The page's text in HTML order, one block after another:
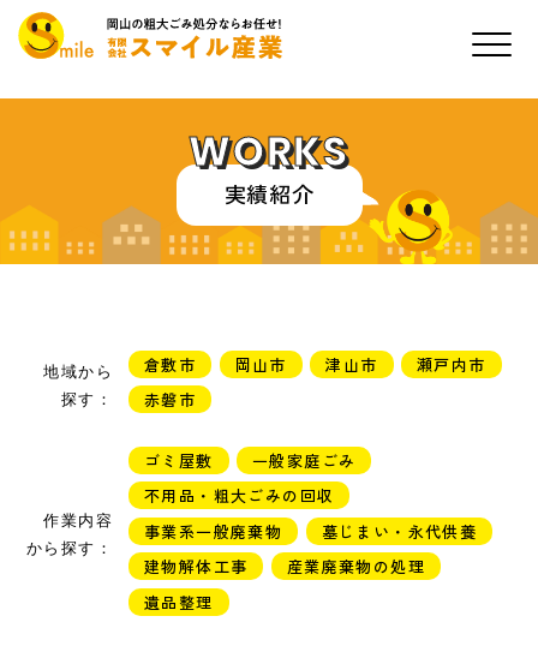
WORKS
実績紹介
地域から
探す：
倉敷市 岡山市 津山市
瀬戸内市
赤磐市
作業内容
から探す：
ゴミ屋敷
一般家庭ごみ
不用品・粗大ごみの回収
事業系一般廃棄物
墓じまい・永代供養
建物解体工事
産業廃棄物の処理
遺品整理